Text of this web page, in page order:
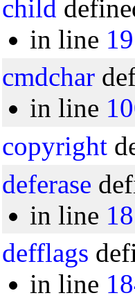
child
in line
cmdchar
in line
copyright
deferase
in line
defflags
in line